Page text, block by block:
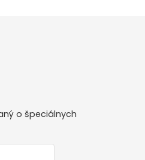
o špeciálnych